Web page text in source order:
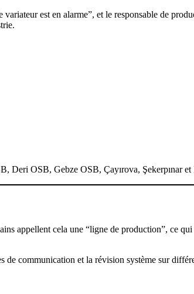
est en alarme”, et le responsable de
Deri OSB, Gebze OSB, Çayırova, Şekerpınar et
appellent cela une “ligne de production”, ce
de communication et la révision système sur